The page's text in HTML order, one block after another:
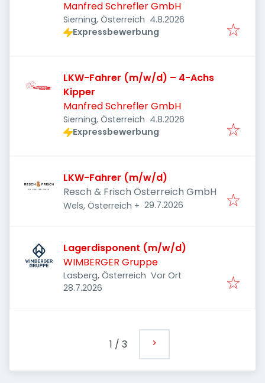
Manfred Schrefler GmbH
Sierning, Österreich Veröffentlicht
4.8.2026
Expressbewerbung
LKW-Fahrer (m/w/d) – 4-Achs
Kipper
Manfred Schrefler GmbH
Sierning, Österreich Veröffentlicht
4.8.2026
Expressbewerbung
LKW-Fahrer (m/w/d)
Resch & Frisch Österreich GmbH
Wels, Österreich + Veröffentlicht
29.7.2026
Lagerdisponent (m/w/d)
WIMBERGER Gruppe
Lasberg, Österreich Vor Ort
Veröffentlicht
28.7.2026
1 / 3